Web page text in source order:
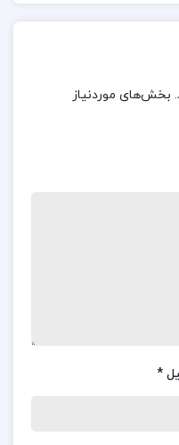
شخص مفرد نه فقط
هایش.
اول شخص مفرد
بخش‌های موردنیاز
*